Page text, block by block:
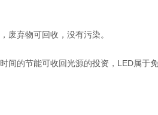
废弃物可回收，没有污染。
间的节能可收回光源的投资，LED属于